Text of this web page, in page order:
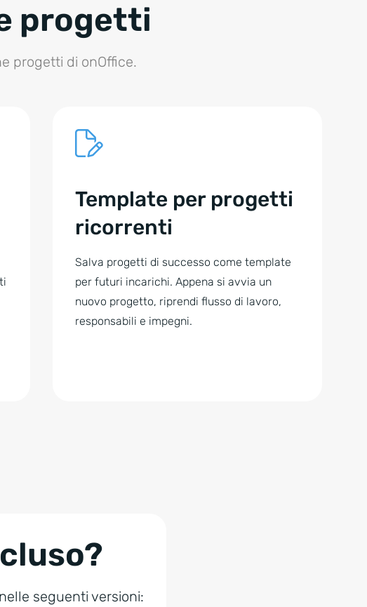
progetti
progetti di onOffice.
Template per progetti
ricorrenti
Salva progetti di successo come template
per futuri incarichi. Appena si avvia un
nuovo progetto, riprendi flusso di lavoro,
responsabili e impegni.
seguenti versioni: